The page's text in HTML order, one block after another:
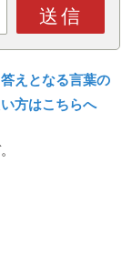
送信
えとなる言葉の
方はこちらへ